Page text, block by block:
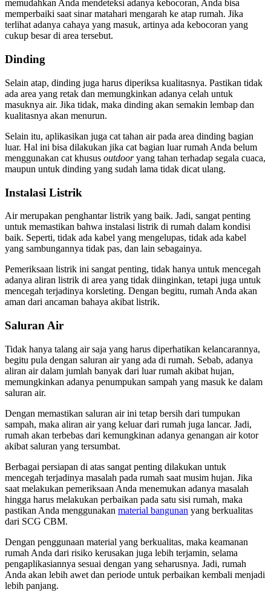
memudahkan Anda mendeteksi adanya kebocoran, Anda bisa
memperbaiki saat sinar matahari mengarah ke atap rumah. Jika
terlihat adanya cahaya yang masuk, artinya ada kebocoran yang
cukup besar di area tersebut.
Dinding
Selain atap, dinding juga harus diperiksa kualitasnya. Pastikan tidak
ada area yang retak dan memungkinkan adanya celah untuk
masuknya air. Jika tidak, maka dinding akan semakin lembap dan
kualitasnya akan menurun.
Selain itu, aplikasikan juga cat tahan air pada area dinding bagian
luar. Hal ini bisa dilakukan jika cat bagian luar rumah Anda belum
menggunakan cat khusus outdooryang tahan terhadap segala cuaca,
maupun untuk dinding yang sudah lama tidak dicat ulang.
Instalasi Listrik
Air merupakan penghantar listrik yang baik. Jadi, sangat penting
untuk memastikan bahwa instalasi listrik di rumah dalam kondisi
baik. Seperti, tidak ada kabel yang mengelupas, tidak ada kabel
yang sambungannya tidak pas, dan lain sebagainya.
Pemeriksaan listrik ini sangat penting, tidak hanya untuk mencegah
adanya aliran listrik di area yang tidak diinginkan, tetapi juga untuk
mencegah terjadinya korsleting. Dengan begitu, rumah Anda akan
aman dari ancaman bahaya akibat listrik.
Saluran Air
Tidak hanya talang air saja yang harus diperhatikan kelancarannya,
begitu pula dengan saluran air yang ada di rumah. Sebab, adanya
aliran air dalam jumlah banyak dari luar rumah akibat hujan,
memungkinkan adanya penumpukan sampah yang masuk ke dalam
saluran air.
Dengan memastikan saluran air ini tetap bersih dari tumpukan
sampah, maka aliran air yang keluar dari rumah juga lancar. Jadi,
rumah akan terbebas dari kemungkinan adanya genangan air kotor
akibat saluran yang tersumbat.
Berbagai persiapan di atas sangat penting dilakukan untuk
mencegah terjadinya masalah pada rumah saat musim hujan. Jika
saat melakukan pemeriksaan Anda menemukan adanya masalah
hingga harus melakukan perbaikan pada satu sisi rumah, maka
pastikan Anda menggunakan material bangunan yang berkualitas
dari SCG CBM.
Dengan penggunaan material yang berkualitas, maka keamanan
rumah Anda dari risiko kerusakan juga lebih terjamin, selama
pengaplikasiannya sesuai dengan yang seharusnya. Jadi, rumah
Anda akan lebih awet dan periode untuk perbaikan kembali menjadi
lebih panjang.